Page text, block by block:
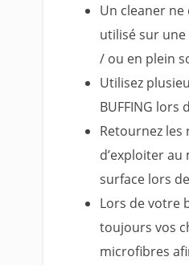
Un cleaner
utilisé sur
/ ou en plein
Utilisez
BUFFING lors
Retournez
d’exploiter
surface lors
Lors de votre
toujours vos
microfibres